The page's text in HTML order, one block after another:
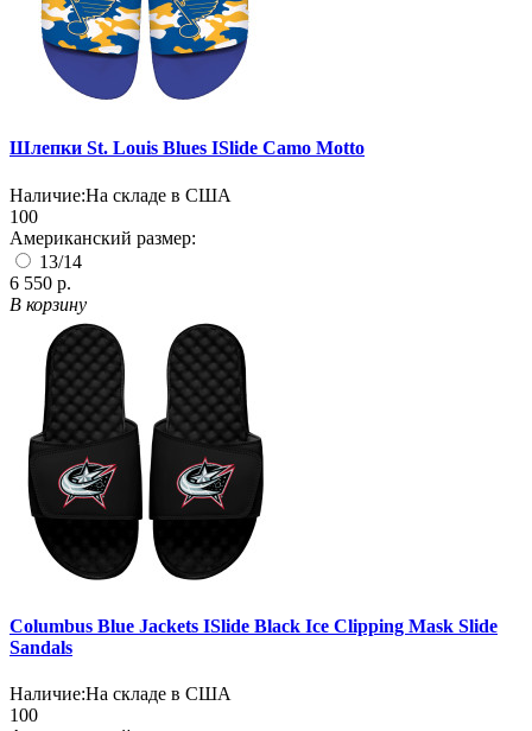
Шлепки St. Louis Blues ISlide Camo Motto
Наличие:На складе в США
100
Американский размер:
13/14
6 550 р.
В корзину
Columbus Blue Jackets ISlide Black Ice Clipping Mask Slide
Sandals
Наличие:На складе в США
100